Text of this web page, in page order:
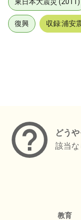
復興 収録:浦安
どう
該当な
教育